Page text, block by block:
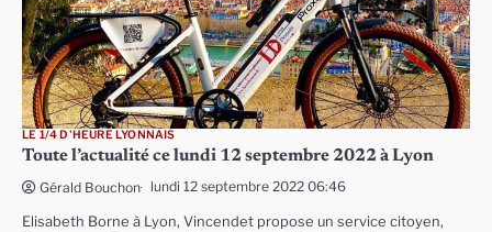
LE 1/4 D'HEURE LYONNAIS
Toute l’actualité ce lundi 12 septembre 2022 à Lyon
Gérald Bouchon lundi 12 septembre 2022 06:46
Elisabeth Borne à Lyon, Vincendet propose un service citoyen,